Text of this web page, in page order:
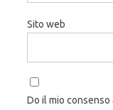
Sito web
Do il mio